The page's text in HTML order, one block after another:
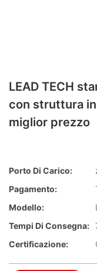
LEAD TECH
con struttura
miglior prezzo
Porto Di Carico:
Pagamento:
Modello:
Tempi Di Consegna:
Certificazione: